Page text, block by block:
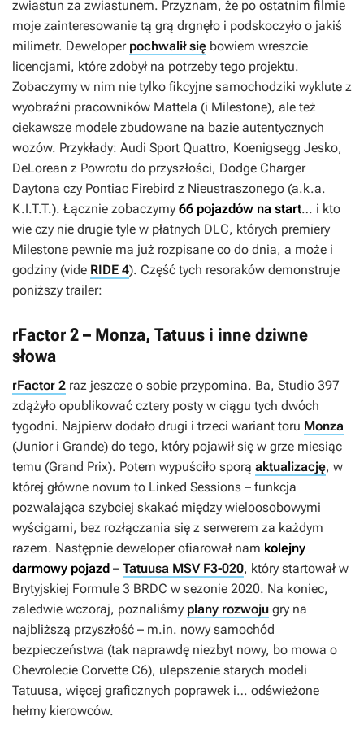
zwiastun za zwiastunem. Przyznam, że po ostatnim filmie
moje zainteresowanie tą grą drgnęło i podskoczyło o jakiś
milimetr. Deweloper pochwalił się bowiem wreszcie
licencjami, które zdobył na potrzeby tego projektu.
Zobaczymy w nim nie tylko fikcyjne samochodziki wyklute z
wyobraźni pracowników Mattela (i Milestone), ale też
ciekawsze modele zbudowane na bazie autentycznych
wozów. Przykłady: Audi Sport Quattro, Koenigsegg Jesko,
DeLorean z Powrotu do przyszłości, Dodge Charger
Daytona czy Pontiac Firebird z Nieustraszonego (a.k.a.
K.I.T.T.). Łącznie zobaczymy 66 pojazdów na start… i kto
wie czy nie drugie tyle w płatnych DLC, których premiery
Milestone pewnie ma już rozpisane co do dnia, a może i
godziny (vide RIDE 4). Część tych resoraków demonstruje
poniższy trailer:
rFactor 2 – Monza, Tatuus i inne dziwne
słowa
rFactor 2 raz jeszcze o sobie przypomina. Ba, Studio 397
zdążyło opublikować cztery posty w ciągu tych dwóch
tygodni. Najpierw dodało drugi i trzeci wariant toru Monza
(Junior i Grande) do tego, który pojawił się w grze miesiąc
temu (Grand Prix). Potem wypuściło sporą aktualizację, w
której główne novum to Linked Sessions – funkcja
pozwalająca szybciej skakać między wieloosobowymi
wyścigami, bez rozłączania się z serwerem za każdym
razem. Następnie deweloper ofiarował nam kolejny
darmowy pojazd – Tatuusa MSV F3-020, który startował w
Brytyjskiej Formule 3 BRDC w sezonie 2020. Na koniec,
zaledwie wczoraj, poznaliśmy plany rozwoju gry na
najbliższą przyszłość – m.in. nowy samochód
bezpieczeństwa (tak naprawdę niezbyt nowy, bo mowa o
Chevrolecie Corvette C6), ulepszenie starych modeli
Tatuusa, więcej graficznych poprawek i… odświeżone
hełmy kierowców.